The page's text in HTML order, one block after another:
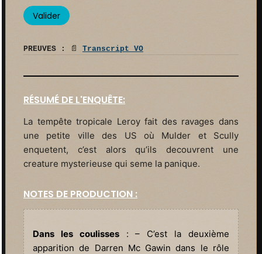
PREUVES : 📄 Transcript VO
RÉSUMÉ DE L'ENQUÊTE:
La tempête tropicale Leroy fait des ravages dans
une petite ville des US où Mulder et Scully
enquetent, c’est alors qu’ils decouvrent une
creature mysterieuse qui seme la panique.
NOTES DE PRODUCTION :
Dans les coulisses: – C’est la deuxième
apparition de Darren Mc Gawin dans le rôle